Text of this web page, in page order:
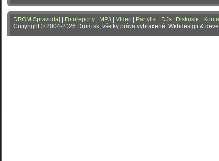
DROM Spravodaj Fotoreporty MP3 Video Partylist| DJs Diskusie
Copyright © 2004-2026 Drom.sk, všetky práva vyhradené. Webdesign &